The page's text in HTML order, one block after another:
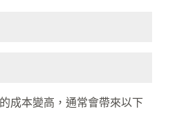
成本變高，通常會帶來以下